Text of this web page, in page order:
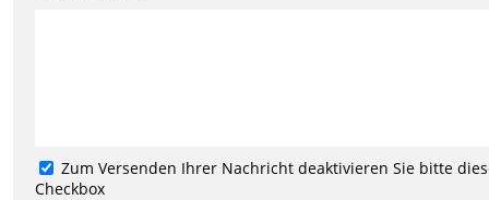
Zum Versenden Ihrer Nachricht deaktivieren Sie bitte
Checkbox